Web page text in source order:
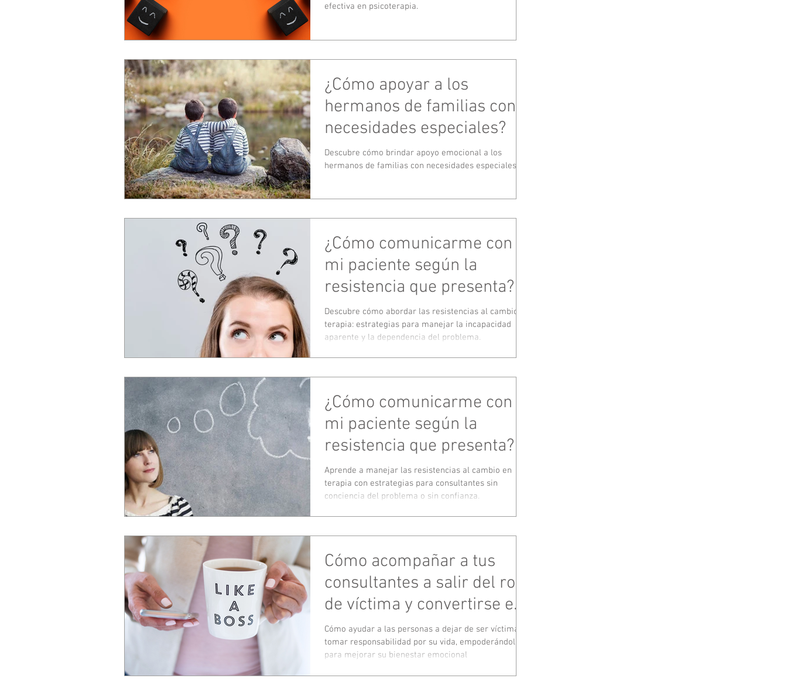
efectiva en psicoterapia.
¿Cómo apoyar a los
hermanos de familias con
necesidades especiales?
Descubre cómo brindar apoyo emocional a los
hermanos de familias con necesidades especiales.
¿Cómo comunicarme con
mi paciente según la
resistencia que presenta? -
Parte II
Descubre cómo abordar las resistencias al cambio en
terapia: estrategias para manejar la incapacidad
aparente y la dependencia del problema.
¿Cómo comunicarme con
mi paciente según la
resistencia que presenta? -
Parte I
Aprende a manejar las resistencias al cambio en
terapia con estrategias para consultantes sin
conciencia del problema o sin confianza.
Cómo acompañar a tus
consultantes a salir del rol
de víctima y convertirse en
protagonistas
Cómo ayudar a las personas a dejar de ser víctimas y
tomar responsabilidad por su vida, empoderándolas
para mejorar su bienestar emocional